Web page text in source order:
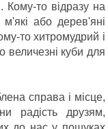
Кому-то відразу на
або дерев'яні
то хитромудрий і
величезні куби для
справа і місце,
радість друзям,